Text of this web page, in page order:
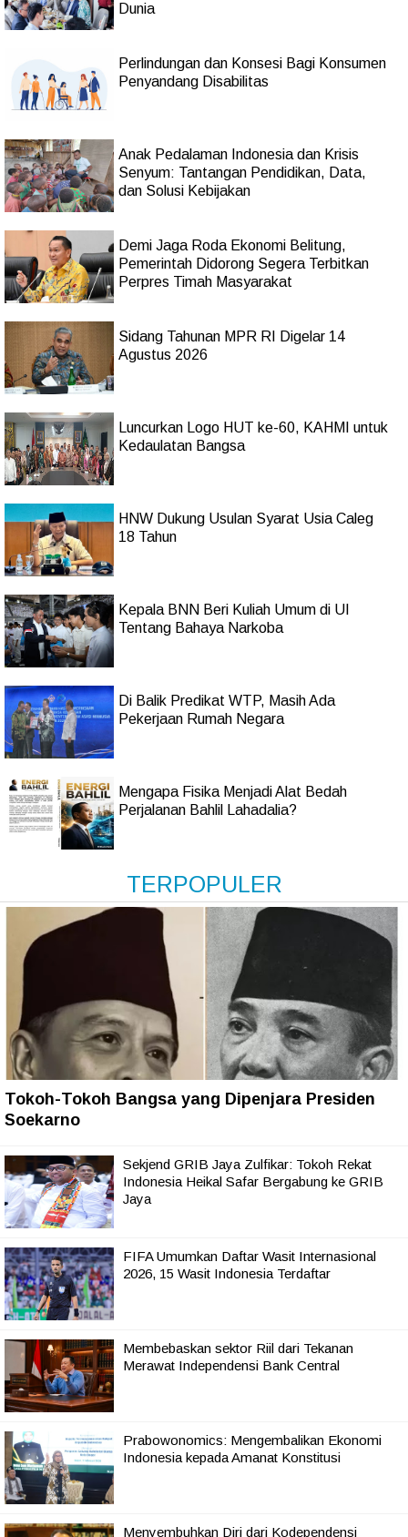
Dunia
Perlindungan dan Konsesi Bagi Konsumen
Penyandang Disabilitas
Anak Pedalaman Indonesia dan Krisis
Senyum: Tantangan Pendidikan, Data,
dan Solusi Kebijakan
Demi Jaga Roda Ekonomi Belitung,
Pemerintah Didorong Segera Terbitkan
Perpres Timah Masyarakat
Sidang Tahunan MPR RI Digelar 14
Agustus 2026
Luncurkan Logo HUT ke-60, KAHMI untuk
Kedaulatan Bangsa
HNW Dukung Usulan Syarat Usia Caleg
18 Tahun
Kepala BNN Beri Kuliah Umum di UI
Tentang Bahaya Narkoba
Di Balik Predikat WTP, Masih Ada
Pekerjaan Rumah Negara
Mengapa Fisika Menjadi Alat Bedah
Perjalanan Bahlil Lahadalia?
TERPOPULER
Tokoh-Tokoh Bangsa yang Dipenjara Presiden
Soekarno
Sekjend GRIB Jaya Zulfikar: Tokoh Rekat
Indonesia Heikal Safar Bergabung ke GRIB
Jaya
FIFA Umumkan Daftar Wasit Internasional
2026, 15 Wasit Indonesia Terdaftar
Membebaskan sektor Riil dari Tekanan
Merawat Independensi Bank Central
Prabowonomics: Mengembalikan Ekonomi
Indonesia kepada Amanat Konstitusi
Menyembuhkan Diri dari Kodependensi